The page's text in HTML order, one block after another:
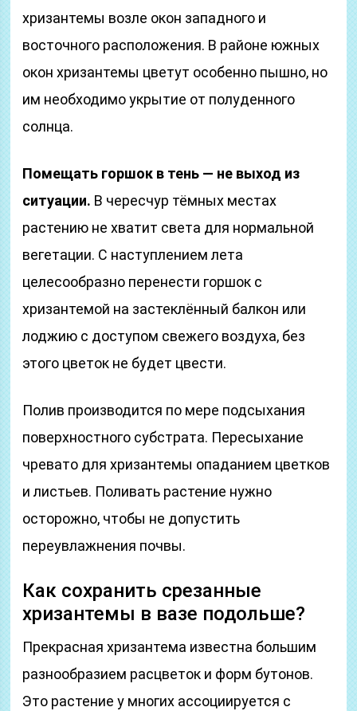
хризантемы возле окон западного и
восточного расположения. В районе южных
окон хризантемы цветут особенно пышно, но
им необходимо укрытие от полуденного
солнца.
Помещать горшок в тень — не выход из
ситуации. В чересчур тёмных местах
растению не хватит света для нормальной
вегетации. С наступлением лета
целесообразно перенести горшок с
хризантемой на застеклённый балкон или
лоджию с доступом свежего воздуха, без
этого цветок не будет цвести.
Полив производится по мере подсыхания
поверхностного субстрата. Пересыхание
чревато для хризантемы опаданием цветков
и листьев. Поливать растение нужно
осторожно, чтобы не допустить
переувлажнения почвы.
Как сохранить срезанные
хризантемы в вазе подольше?
Прекрасная хризантема известна большим
разнообразием расцветок и форм бутонов.
Это растение у многих ассоциируется с